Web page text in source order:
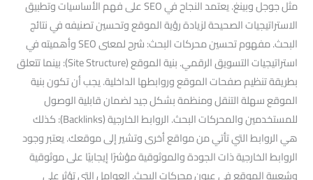
مثل جوجل وبينغ. يعتمد النجاح في SEO على فهم الأساسيات وتطبيق
الاستراتيجيات الصحيحة لزيادة رؤية الموقع وتحسين تصنيفه في نتائج
البحث. مفهوم تحسين محركات البحث: شرح لمعنى SEO وأهميته في
استراتيجيات التسويق الرقمي. بنية الموقع (Site Structure): بينما تتعلق
بطريقة تنظيم صفحات الموقع وروابطها الداخلية. يجب أن تكون بنية
الموقع سهلة التنقل ومنظمة بشكل جيد لضمان قابلية الوصول
للمستخدمين والمحركات البحث. الروابط الخارجية (Backlinks): كذلك
هي الروابط التي تأتي من مواقع أخرى وتشير إلى موقعك. يعتبر وجود
الروابط الخارجية ذات الجودة والموثوقية مؤشرًا إيجابيًا على موثوقية
وشعبية الموقع في عيون محركات البحث. العوامل التي تؤثر على